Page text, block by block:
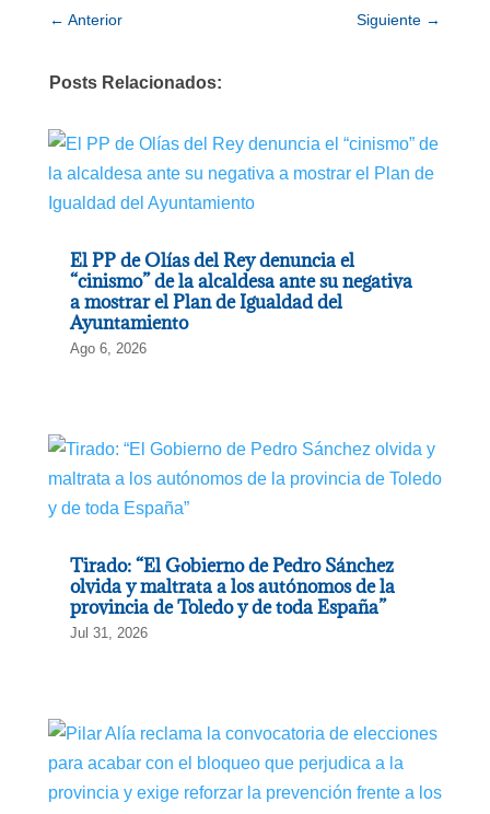
← Anterior Siguiente →
Posts Relacionados:
El PP de Olías del Rey denuncia el
“cinismo” de la alcaldesa ante su negativa
a mostrar el Plan de Igualdad del
Ayuntamiento
Ago 6, 2026
Tirado: “El Gobierno de Pedro Sánchez
olvida y maltrata a los autónomos de la
provincia de Toledo y de toda España”
Jul 31, 2026